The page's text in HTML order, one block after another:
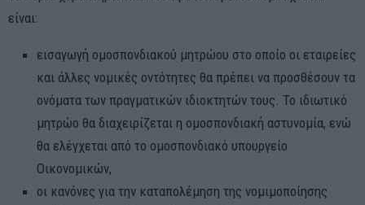
είναι:
εισαγωγή ομοσπονδιακού μητρώου στο οποίο οι εταιρείες
και άλλες νομικές οντότητες θα πρέπει να προσθέσουν τα
ονόματα των πραγματικών ιδιοκτητών τους. Το ιδιωτικό
μητρώο θα διαχειρίζεται η ομοσπονδιακή αστυνομία, ενώ
θα ελέγχεται από το ομοσπονδιακό υπουργείο
Οικονομικών,
οι κανόνες για την καταπολέμηση της νομιμοποίησης